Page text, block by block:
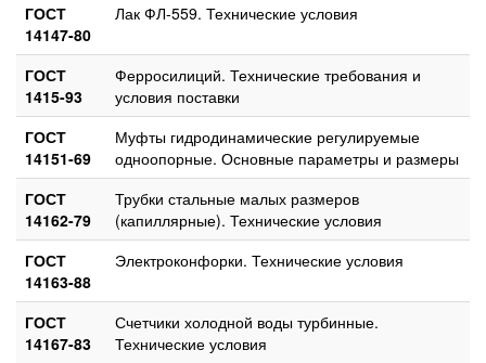
ГОСТ
14147-80
Лак ФЛ-559. Технические условия
ГОСТ
1415-93
Ферросилиций. Технические требования и
условия поставки
ГОСТ
14151-69
Муфты гидродинамические регулируемые
одноопорные. Основные параметры и размеры
ГОСТ
14162-79
Трубки стальные малых размеров
(капиллярные). Технические условия
ГОСТ
14163-88
Электроконфорки. Технические условия
ГОСТ
14167-83
Счетчики холодной воды турбинные.
Технические условия